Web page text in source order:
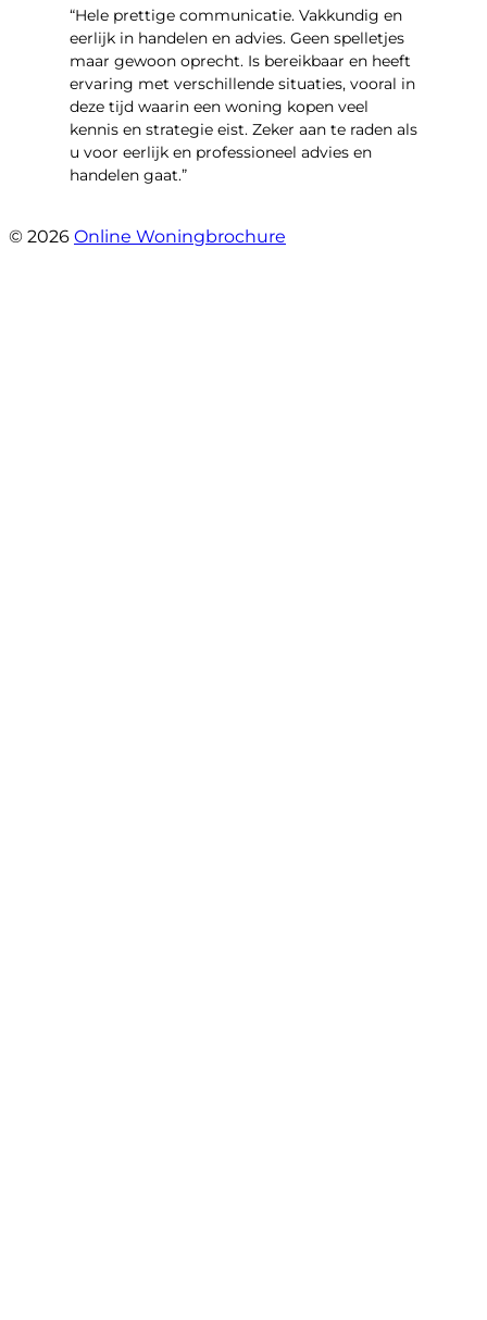
“Hele prettige communicatie. Vakkundig en
eerlijk in handelen en advies. Geen spelletjes
maar gewoon oprecht. Is bereikbaar en heeft
ervaring met verschillende situaties, vooral in
deze tijd waarin een woning kopen veel
kennis en strategie eist. Zeker aan te raden als
u voor eerlijk en professioneel advies en
handelen gaat.”
© 2026 Online Woningbrochure